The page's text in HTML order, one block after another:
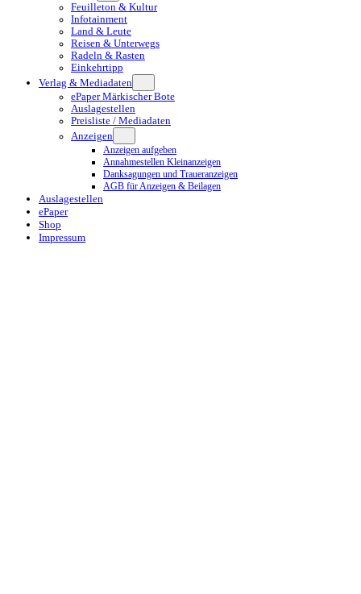
Feuilleton & Kultur
Infotainment
Land & Leute
Reisen & Unterwegs
Radeln & Rasten
Einkehrtipp
Verlag & Mediadaten
ePaper Märkischer Bote
Auslagestellen
Preisliste / Mediadaten
Anzeigen
Anzeigen aufgeben
Annahmestellen Kleinanzeigen
Danksagungen und Traueranzeigen
AGB für Anzeigen & Beilagen
Auslagestellen
ePaper
Shop
Impressum